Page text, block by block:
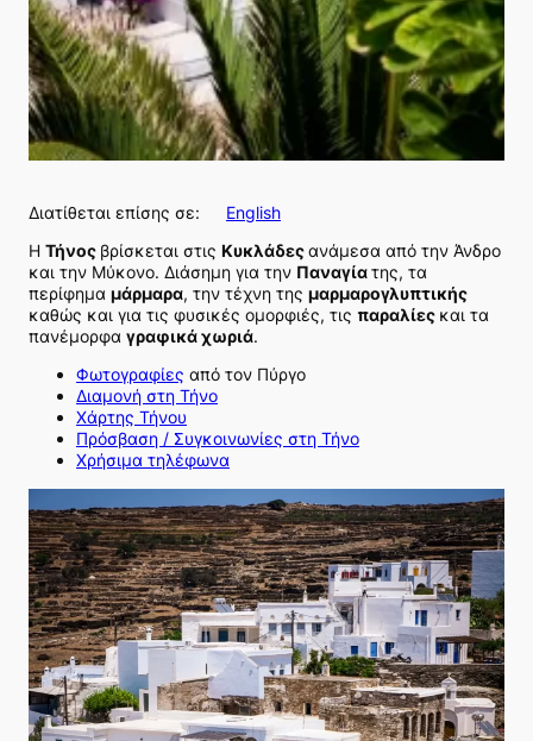
Διατίθεται επίσης σε:
English
Η Τήνος βρίσκεται στις Κυκλάδεςανάμεσα από την Άνδρο
και την Μύκονο. Διάσημη για την Παναγίατης, τα
περίφημα μάρμαρα, την τέχνη της μαρμαρογλυπτικής
καθώς και για τις φυσικές ομορφιές, τις παραλίες και τα
πανέμορφα γραφικά χωριά.
Φωτογραφίες από τον Πύργο
Διαμονή στη Τήνο
Χάρτης Τήνου
Πρόσβαση / Συγκοινωνίες στη Τήνο
Χρήσιμα τηλέφωνα